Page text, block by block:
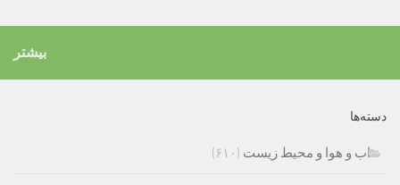
بیشتر
دسته‌ها
اب و هوا و محیط زیست (۶۱۰)